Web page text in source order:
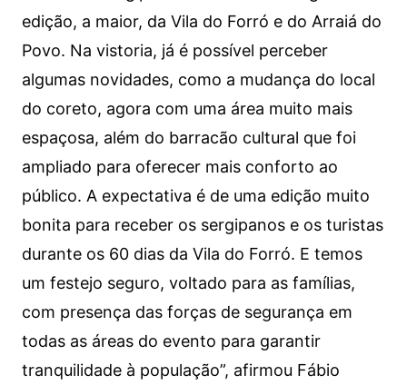
edição, a maior, da Vila do Forró e do Arraiá do
Povo. Na vistoria, já é possível perceber
algumas novidades, como a mudança do local
do coreto, agora com uma área muito mais
espaçosa, além do barracão cultural que foi
ampliado para oferecer mais conforto ao
público. A expectativa é de uma edição muito
bonita para receber os sergipanos e os turistas
durante os 60 dias da Vila do Forró. E temos
um festejo seguro, voltado para as famílias,
com presença das forças de segurança em
todas as áreas do evento para garantir
tranquilidade à população”, afirmou Fábio